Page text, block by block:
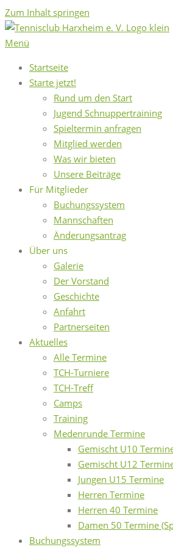
Zum Inhalt springen
Menü
Startseite
Starte jetzt!
Rund um den Start
Jugend Schnuppertraining
Spieltermin anfragen
Mitglied werden
Was wir bieten
Unsere Beiträge
Für Mitglieder
Buchungssystem
Mannschaften
Änderungsantrag
Über uns
Galerie
Der Vorstand
Geschichte
Anfahrt
Partnerseiten
Aktuelles
Alle Termine
TCH-Turniere
TCH-Treff
Camps
Training
Medenrunde Termine
Gemischt U10
Gemischt U12
Jungen U15 Termine
Herren Termine
Herren 40 Termine
Damen 50 Termine
Buchungssystem